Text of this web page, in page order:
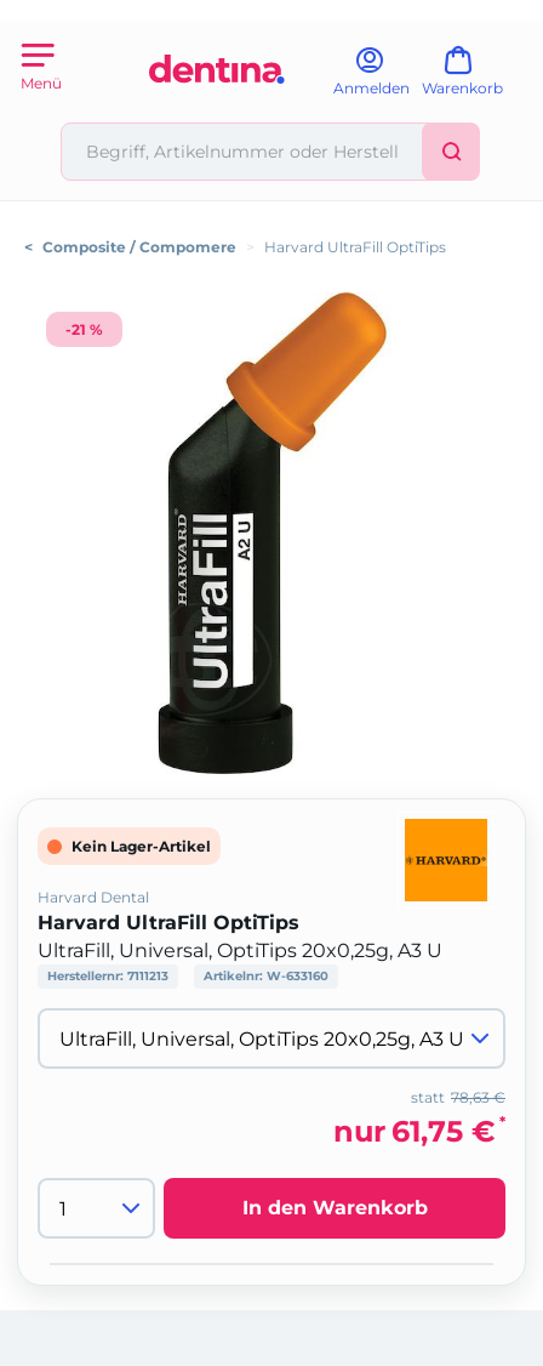
Menü Anmelden Warenkorb
< Composite / Compomere > Harvard UltraFill OptiTips
-21 %
Kein Lager-Artikel
Harvard Dental
Harvard UltraFill OptiTips
UltraFill, Universal, OptiTips 20x0,25g, A3 U
Herstellernr: 7111213 Artikelnr: W-633160
78,63 €
statt
nur 61,75 € *
In den Warenkorb